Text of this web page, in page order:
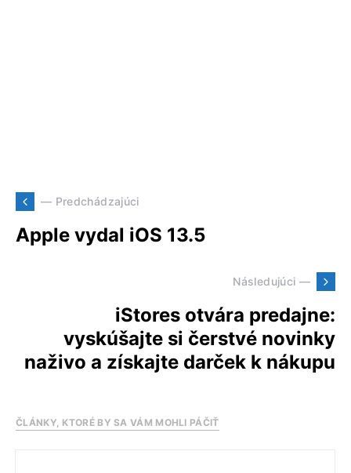
— Predchádzajúci
Apple vydal iOS 13.5
Následujúci —
iStores otvára predajne:
vyskúšajte si čerstvé novinky
naživo a získajte darček k nákupu
ČLÁNKY, KTORÉ BY SA VÁM MOHLI PÁČIŤ